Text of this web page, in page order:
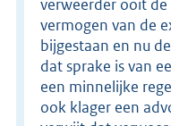
verweerder ooit
vermogen van de
bijgestaan en nu
dat sprake is van
een minnelijke
ook klager een